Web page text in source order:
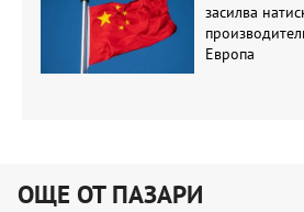
засилва
Европа
ОЩЕ ОТ ПАЗАРИ